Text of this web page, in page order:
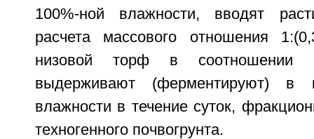
100%-ной влажности, вводят
расчета массового отношения
низовой торф в соотношении
выдерживают (ферментируют) в
влажности в течение суток,
техногенного почвогрунта.